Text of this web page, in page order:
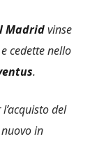
Madridvinse
e cedette nello
.
del
in